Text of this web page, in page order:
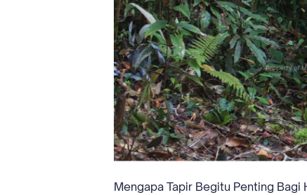
Mengapa Tapir Begitu Penting Bagi